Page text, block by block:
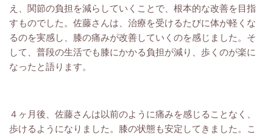
え、関節の負担を減らしていくことで、根本的な改善を目指
すものでした。佐藤さんは、治療を受けるたびに体が軽くな
るのを実感し、膝の痛みが改善していくのを感じました。そ
して、普段の生活でも膝にかかる負担が減り、歩くのが楽に
なったと語ります。
４ヶ月後、佐藤さんは以前のように痛みを感じることなく、
歩けるようになりました。膝の状態も安定してきました。こ